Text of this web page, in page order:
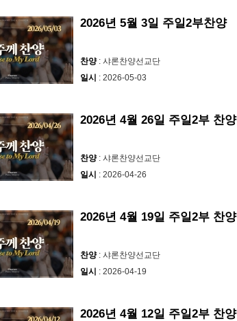
2026년 5월 3일 주일2부찬양
찬양: 샤론찬양선교단
일시 : 2026-05-03
2026년 4월 26일 주일2부 찬양
찬양: 샤론찬양선교단
일시 : 2026-04-26
2026년 4월 19일 주일2부 찬양
찬양: 샤론찬양선교단
일시 : 2026-04-19
2026년 4월 12일 주일2부 찬양